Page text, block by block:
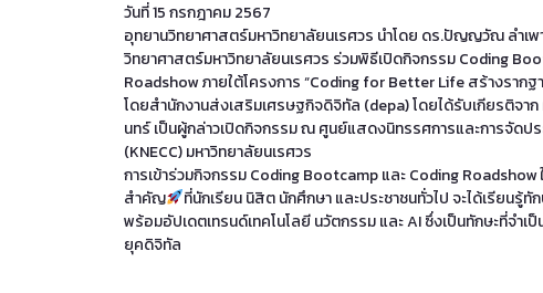
วันที่ 15 กรกฎาคม 2567
อุทยานวิทยาศาสตร์มหาวิทยาลัยนเรศวร นำโดย ดร.ปัญญวัณ ลำเ
วิทยาศาสตร์มหาวิทยาลัยนเรศวร ร่วมพิธีเปิดกิจกรรม Coding
Roadshow ภายใต้โครงการ “Coding for Better Life สร้างรากฐ
โดยสำนักงานส่งเสริมเศรษฐกิจดิจิทัล (depa) โดยได้รับเกียรติจ
นทร์ เป็นผู้กล่าวเปิดกิจกรรม ณ ศูนย์แสดงนิทรรศการและการจัดปร
(KNECC) มหาวิทยาลัยนเรศวร
การเข้าร่วมกิจกรรม Coding Bootcamp และ Coding
สำคัญ
ที่นักเรียน นิสิต นักศึกษา และประชาชนทั่วไป จะได้เรียนรู้ทั
พร้อมอัปเดตเทรนด์เทคโนโลยี นวัตกรรม และ AI ซึ่งเป็นทักษะที่จำเ
ยุคดิจิทัล